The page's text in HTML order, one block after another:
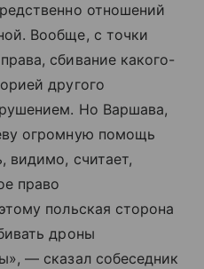
отношений
Вообще, с точки
сбивание какого-
другого
Но Варшава,
огромную помощь
видимо, считает,
право
польская сторона
дроны
— сказал собеседник